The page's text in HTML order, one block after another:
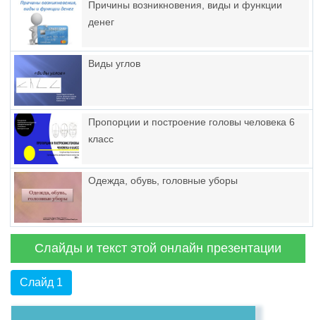
Причины возникновения, виды и функции
денег
Виды углов
Пропорции и построение головы человека 6
класс
Одежда, обувь, головные уборы
Слайды и текст этой онлайн презентации
Слайд 1